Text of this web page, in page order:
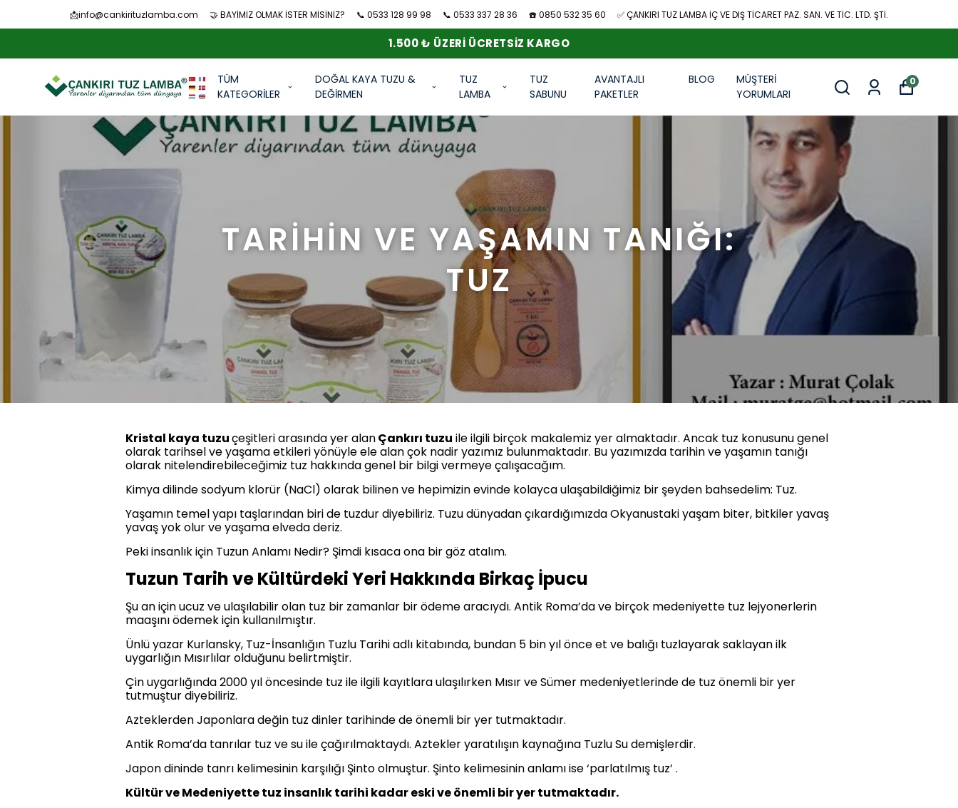
📩info@cankirituzlamba.com 🤝 BAYİMİZ OLMAK İSTER MİSİNİZ? 📞 0533 128 99 98 📞 0533 337 28 36 ☎️ 0850 532 35 60 ✅ ÇANKIRI TUZ LAMBA İÇ VE DIŞ TİCARET PAZ. SAN. VE TİC. LTD. ŞTİ.
1.500 ₺ ÜZERI ÜCRETSIZ KARGO
TÜM
KATEGORİLER
DOĞAL KAYA TUZU &
DEĞİRMEN
TUZ
LAMBA
TUZ
SABUNU
AVANTAJLI
PAKETLER
BLOG
MÜŞTERİ
YORUMLARI
0
TARİHİN VE YAŞAMIN TANIĞI:
TUZ
Kristal kaya tuzuçeşitleri arasında yer alanÇankırı tuzu ile ilgili birçok makalemiz yer almaktadır. Ancak tuz konusunu genel
olarak tarihsel ve yaşama etkileri yönüyle ele alan çok nadir yazımız bulunmaktadır. Bu yazımızda tarihin ve yaşamın tanığı
olarak nitelendirebileceğimiz tuz hakkında genel bir bilgi vermeye çalışacağım.
Kimya dilinde sodyum klorür (NaCl) olarak bilinen ve hepimizin evinde kolayca ulaşabildiğimiz bir şeyden bahsedelim: Tuz.
Yaşamın temel yapı taşlarından biri de tuzdur diyebiliriz. Tuzu dünyadan çıkardığımızda Okyanustaki yaşam biter, bitkiler yavaş
yavaş yok olur ve yaşama elveda deriz.
Peki insanlık için Tuzun Anlamı Nedir? Şimdi kısaca ona bir göz atalım.
Tuzun Tarih ve Kültürdeki Yeri Hakkında Birkaç İpucu
Şu an için ucuz ve ulaşılabilir olan tuz bir zamanlar bir ödeme aracıydı. Antik Roma’da ve birçok medeniyette tuz lejyonerlerin
maaşını ödemek için kullanılmıştır.
Ünlü yazar Kurlansky, Tuz-İnsanlığın Tuzlu Tarihi adlı kitabında, bundan 5 bin yıl önce et ve balığı tuzlayarak saklayan ilk
uygarlığın Mısırlılar olduğunu belirtmiştir.
Çin uygarlığında 2000 yıl öncesinde tuz ile ilgili kayıtlara ulaşılırken Mısır ve Sümer medeniyetlerinde de tuz önemli bir yer
tutmuştur diyebiliriz.
Azteklerden Japonlara değin tuz dinler tarihinde de önemli bir yer tutmaktadır.
Antik Roma’da tanrılar tuz ve su ile çağırılmaktaydı. Aztekler yaratılışın kaynağına Tuzlu Su demişlerdir.
Japon dininde tanrı kelimesinin karşılığı Şinto olmuştur. Şinto kelimesinin anlamı ise ‘parlatılmış tuz’ .
Kültür ve Medeniyette tuz insanlık tarihi kadar eski ve önemli bir yer tutmaktadır.